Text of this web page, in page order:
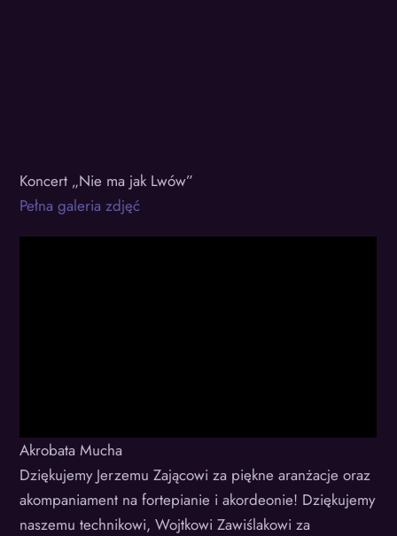
Koncert „Nie ma jak Lwów”
Pełna galeria zdjęć
Akrobata Mucha
Dziękujemy Jerzemu Zającowi za piękne aranżacje oraz
akompaniament na fortepianie i akordeonie! Dziękujemy
naszemu technikowi, Wojtkowi Zawiślakowi za